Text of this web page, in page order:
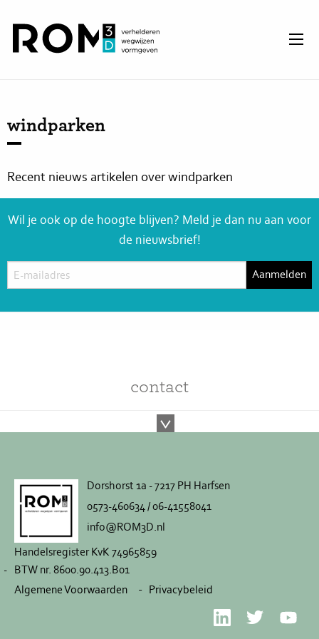
windparken
Recent nieuws artikelen over windparken
Wil je ook op de hoogte blijven? Meld je dan nu aan voor
de nieuwsbrief!
contact
Dorshorst 1a - 7217 PH Harfsen
0573-460634 / 06-41558041
info@ROM3D.nl
Handelsregister KvK 74965859
BTW nr. 8600.90.413.B01
Algemene Voorwaarden
Privacybeleid